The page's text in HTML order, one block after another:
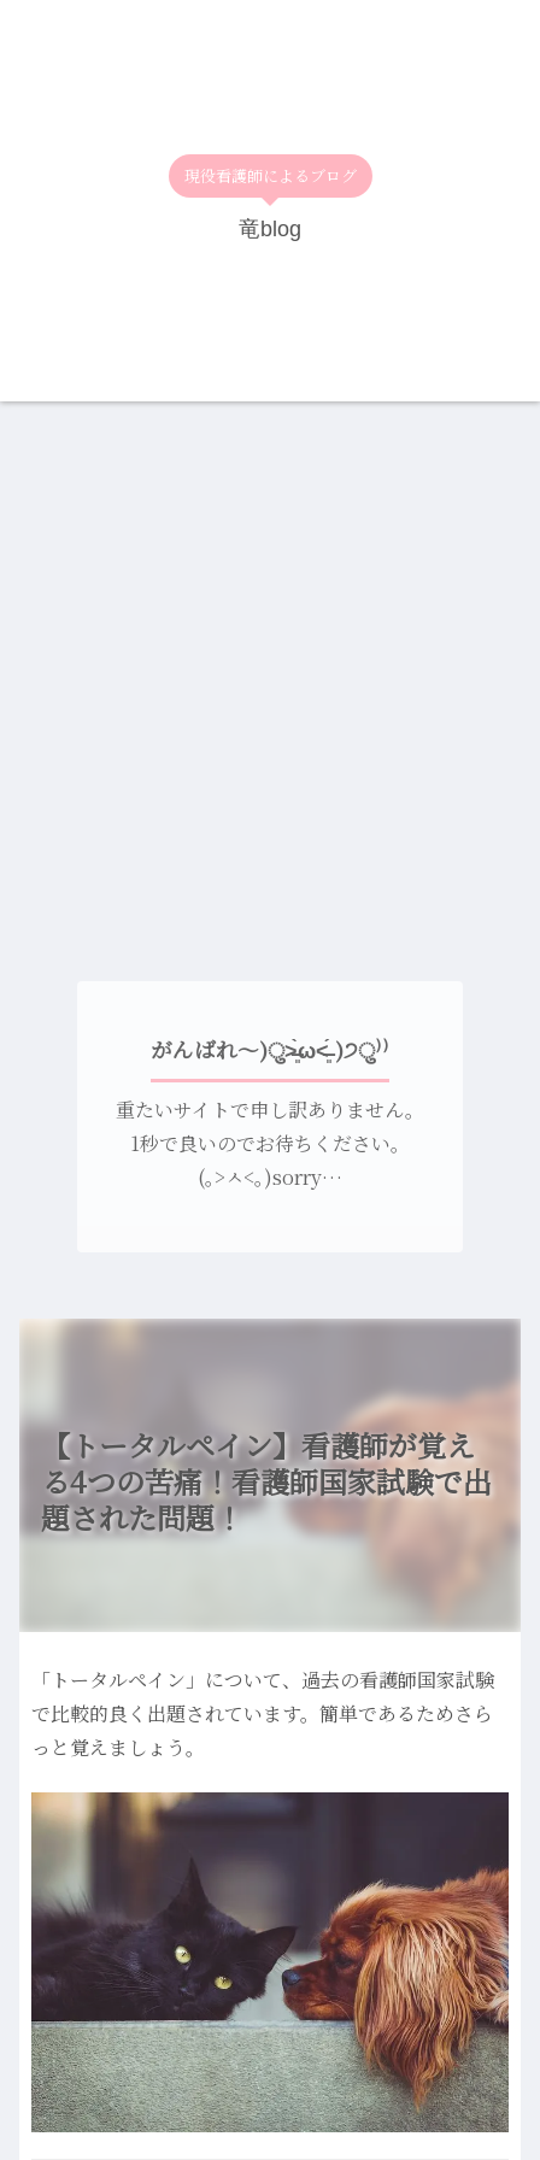
現役看護師によるブログ
竜blog
がんばれ〜)ु˃̶͈̀ω˂̶͈́ )੭ु⁾⁾
重たいサイトで申し訳ありません。
1秒で良いのでお待ちください。
(｡>ㅅ<｡)sorry…
【トータルペイン】看護師が覚え
る4つの苦痛！看護師国家試験で出
題された問題！
「トータルペイン」について、過去の看護師国家試験
で比較的良く出題されています。簡単であるためさら
っと覚えましょう。